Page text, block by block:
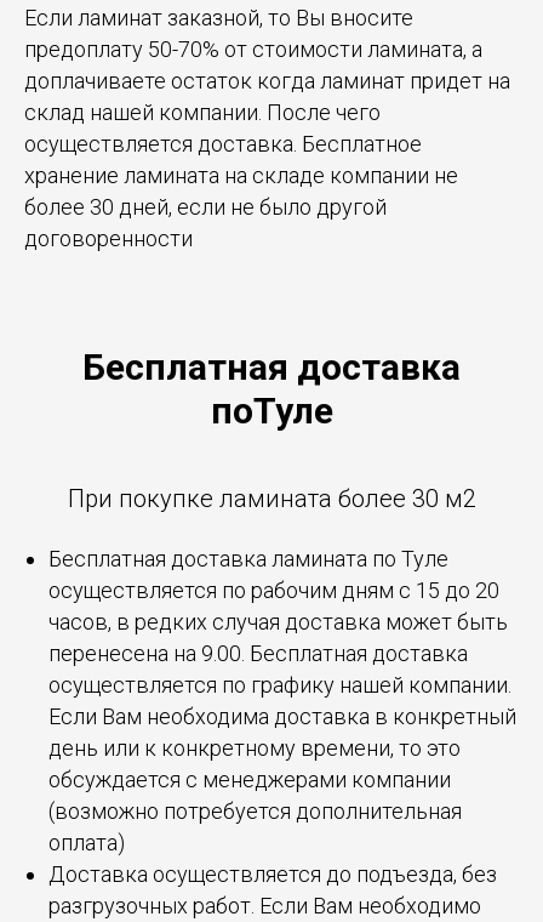
Если ламинат заказной, то Вы вносите
предоплату 50-70% от стоимости ламината, а
доплачиваете остаток когда ламинат придет на
склад нашей компании. После чего
осуществляется доставка. Бесплатное
хранение ламината на складе компании не
более 30 дней, если не было другой
договоренности
Бесплатная доставка
поТуле
При покупке ламината более 30 м2
Бесплатная доставка ламината по Туле
осуществляется по рабочим дням с 15 до 20
часов, в редких случая доставка может быть
перенесена на 9.00. Бесплатная доставка
осуществляется по графику нашей компании.
Если Вам необходима доставка в конкретный
день или к конкретному времени, то это
обсуждается с менеджерами компании
(возможно потребуется дополнительная
оплата)
Доставка осуществляется до подъезда, без
разгрузочных работ. Если Вам необходимо